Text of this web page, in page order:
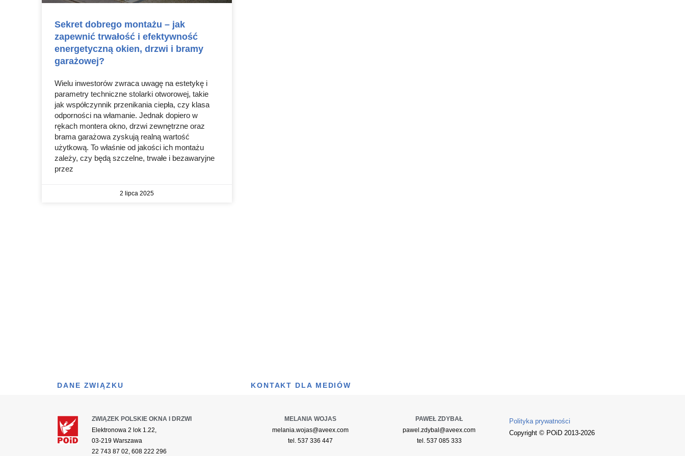
Sekret dobrego montażu – jak
zapewnić trwałość i efektywność
energetyczną okien, drzwi i bramy
garażowej?
Wielu inwestorów zwraca uwagę na estetykę i
parametry techniczne stolarki otworowej, takie
jak współczynnik przenikania ciepła, czy klasa
odporności na włamanie. Jednak dopiero w
rękach montera okno, drzwi zewnętrzne oraz
brama garażowa zyskują realną wartość
użytkową. To właśnie od jakości ich montażu
zależy, czy będą szczelne, trwałe i bezawaryjne
przez
2 lipca 2025
DANE ZWIĄZKU KONTAKT DLA MEDIÓW
ZWIĄZEK POLSKIE OKNA I DRZWI
Elektronowa 2 lok 1.22,
03-219 Warszawa
22 743 87 02, 608 222 296
MELANIA WOJAS
melania.wojas@aveex.com
tel. 537 336 447
PAWEŁ ZDYBAŁ
pawel.zdybal@aveex.com
tel. 537 085 333
Polityka prywatności
Copyright © POiD 2013-2026